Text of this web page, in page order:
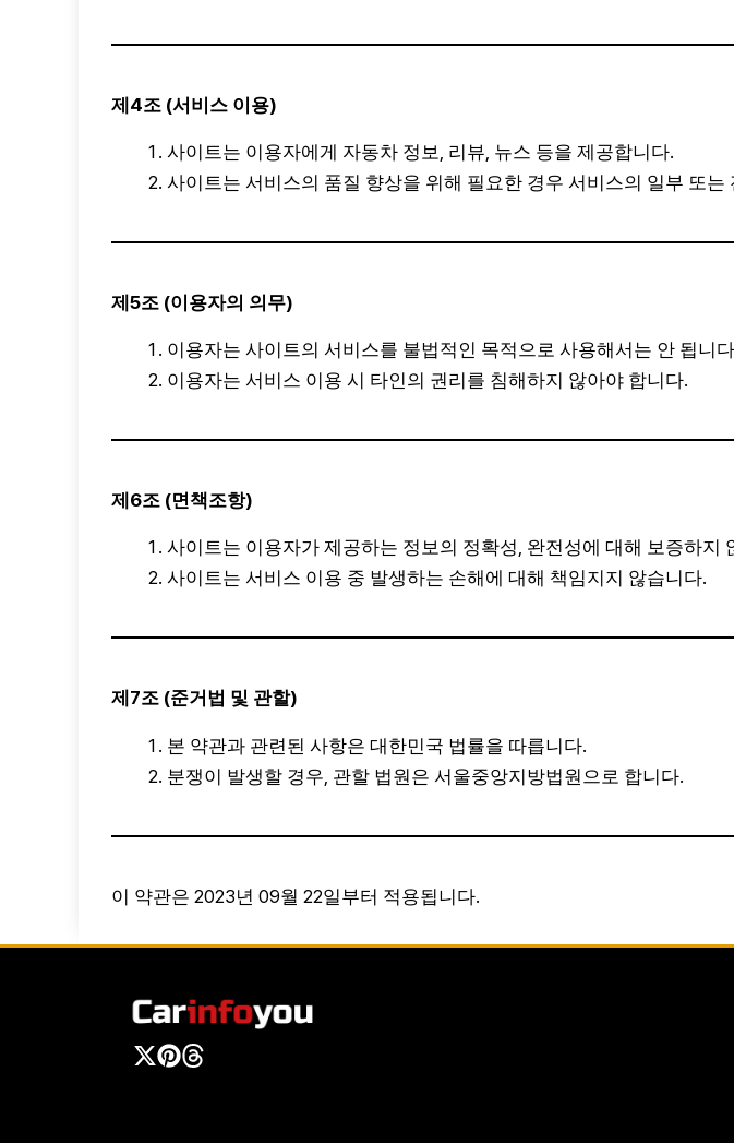
제4조 (서비스 이용)
사이트는 이용자에게 자동차 정보, 리뷰, 뉴스 등을 제공합니다.
사이트는 서비스의 품질 향상을 위해 필요한 경우 서비스의 일부 또는
제5조 (이용자의 의무)
이용자는 사이트의 서비스를 불법적인 목적으로 사용해서는 안 됩니
이용자는 서비스 이용 시 타인의 권리를 침해하지 않아야 합니다.
제6조 (면책조항)
사이트는 이용자가 제공하는 정보의 정확성, 완전성에 대해 보증하지
사이트는 서비스 이용 중 발생하는 손해에 대해 책임지지 않습니다.
제7조 (준거법 및 관할)
본 약관과 관련된 사항은 대한민국 법률을 따릅니다.
분쟁이 발생할 경우, 관할 법원은 서울중앙지방법원으로 합니다.
이 약관은 2023년 09월 22일부터 적용됩니다.